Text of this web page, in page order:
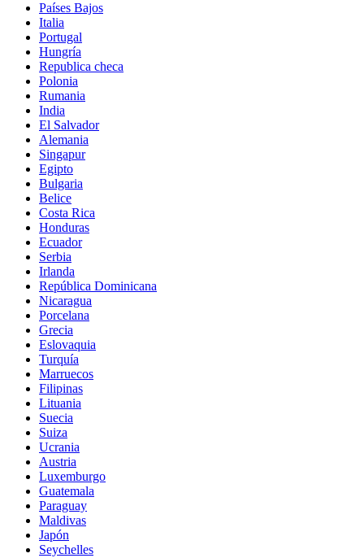
Países Bajos
Italia
Portugal
Hungría
Republica checa
Polonia
Rumania
India
El Salvador
Alemania
Singapur
Egipto
Bulgaria
Belice
Costa Rica
Honduras
Ecuador
Serbia
Irlanda
República Dominicana
Nicaragua
Porcelana
Grecia
Eslovaquia
Turquía
Marruecos
Filipinas
Lituania
Suecia
Suiza
Ucrania
Austria
Luxemburgo
Guatemala
Paraguay
Maldivas
Japón
Seychelles